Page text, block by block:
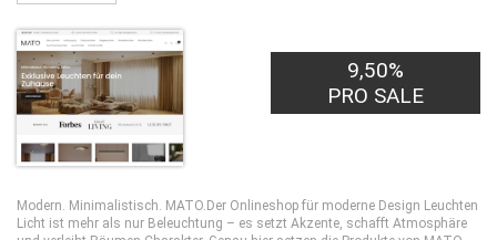
9,50%
PRO SALE
Modern. Minimalistisch. MATO.Der Onlineshop für moderne Design Leuchten
Licht ist mehr als nur Beleuchtung – es setzt Akzente, schafft Atmosphäre